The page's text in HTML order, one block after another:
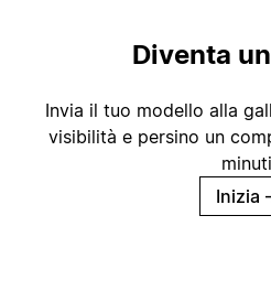
Diventa
Invia il tuo modello alla
visibilità e persino un
minuti
Inizia